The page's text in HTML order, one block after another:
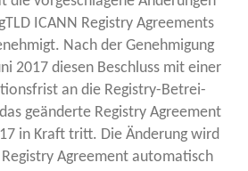
ICANN Regis­try Agree­ments
Nach der Geneh­mi­gung
2017 die­sen Beschluss mit einer
an die Regis­try-Betrei­
geän­der­te Regis­try Agree­ment
in Kraft tritt. Die Ände­rung wird
Agree­ment auto­ma­tisch